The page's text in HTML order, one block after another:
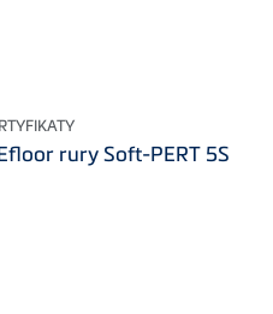
rury Soft-PERT 5S